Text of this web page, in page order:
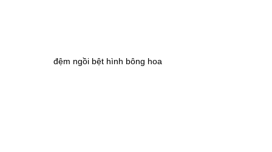
đệm ngồi bệt hình bông hoa